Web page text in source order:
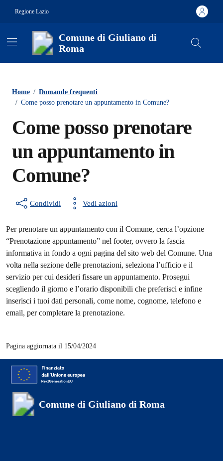
Regione Lazio
Comune di Giuliano di
Roma
Home / Domande frequenti
/ Come posso prenotare un appuntamento in Comune?
Come posso prenotare
un appuntamento in
Comune?
Condividi Vedi azioni
Per prenotare un appuntamento con il Comune, cerca l’opzione
“Prenotazione appuntamento” nel footer, ovvero la fascia
informativa in fondo a ogni pagina del sito web del Comune. Una
volta nella sezione delle prenotazioni, seleziona l’ufficio e il
servizio per cui desideri fissare un appuntamento. Prosegui
scegliendo il giorno e l’orario disponibili che preferisci e infine
inserisci i tuoi dati personali, come nome, cognome, telefono e
email, per completare la prenotazione.
Pagina aggiornata il 15/04/2024
Comune di Giuliano di Roma